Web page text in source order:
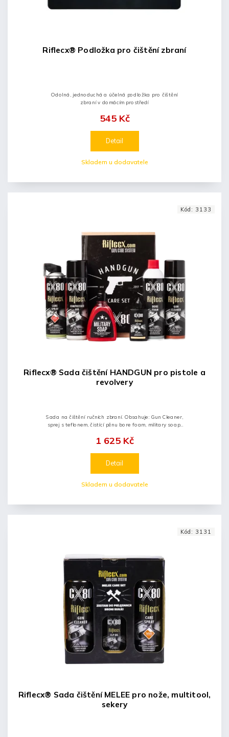
Riflecx® Podložka pro čištění zbraní
Skladem u dodavatele
545 Kč
Detail
Odolná, jednoduchá a účelná podložka pro čištění
zbraní v domácím prostředí
Riflecx® Sada čištění HANDGUN pro pistole a
revolvery
Skladem u dodavatele
1 625 Kč
Detail
Sada na čištění ručních zbraní. Obsahuje: Gun Cleaner,
sprej s teflonem, čistící pěnu bore foam, military soap,
Kód: 3133
Riflecx® Sada čištění MELEE pro nože, multitool,
sekery
Kód: 3131